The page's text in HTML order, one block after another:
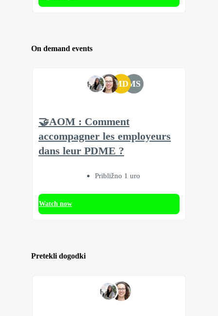
On demand events
MDMS
🤝AOM : Comment
accompagner les employeurs
dans leur PDME ?
Približno 1 uro
Watch now
Pretekli dogodki